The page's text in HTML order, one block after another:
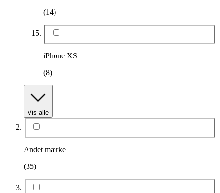
(14)
iPhone XS
(8)
Vis alle
Andet mærke
(35)